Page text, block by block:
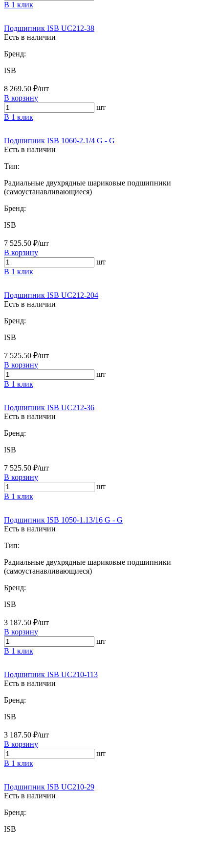
В 1 клик
Подшипник ISB UC212-38
Есть в наличии
Бренд:
ISB
8 269.50 ₽/шт
В корзину
шт
В 1 клик
Подшипник ISB 1060-2.1/4 G - G
Есть в наличии
Тип:
Радиальные двухрядные шариковые подшипники
(самоустанавливающиеся)
Бренд:
ISB
7 525.50 ₽/шт
В корзину
шт
В 1 клик
Подшипник ISB UC212-204
Есть в наличии
Бренд:
ISB
7 525.50 ₽/шт
В корзину
шт
В 1 клик
Подшипник ISB UC212-36
Есть в наличии
Бренд:
ISB
7 525.50 ₽/шт
В корзину
шт
В 1 клик
Подшипник ISB 1050-1.13/16 G - G
Есть в наличии
Тип:
Радиальные двухрядные шариковые подшипники
(самоустанавливающиеся)
Бренд:
ISB
3 187.50 ₽/шт
В корзину
шт
В 1 клик
Подшипник ISB UC210-113
Есть в наличии
Бренд:
ISB
3 187.50 ₽/шт
В корзину
шт
В 1 клик
Подшипник ISB UC210-29
Есть в наличии
Бренд:
ISB